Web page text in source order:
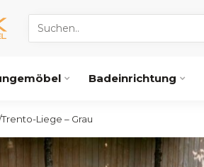
Badeinrichtung
Liege – Grau